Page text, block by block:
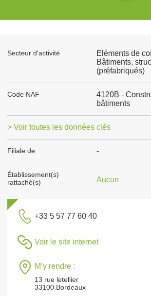
Secteur d'activité
Eléments de
Bâtiments,
(préfabriqués)
Code NAF
4120B -
bâtiments
> Voir toutes les données clés
Filiale de -
Établissement(s)
rattaché(s)
Aucun
+33 5 57 77 60 40
Voir le site internet
M’y rendre :
13 rue letellier
33100 Bordeaux